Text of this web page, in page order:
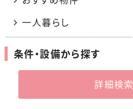
一人暮らし
条件・設備から探す
詳細検索